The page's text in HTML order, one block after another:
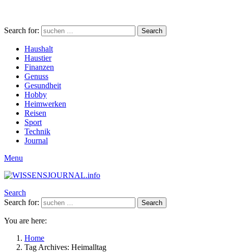
Search for: Search
Haushalt
Haustier
Finanzen
Genuss
Gesundheit
Hobby
Heimwerken
Reisen
Sport
Technik
Journal
Menu
Search
Search for:
Search
You are here:
Home
Tag Archives: Heimalltag